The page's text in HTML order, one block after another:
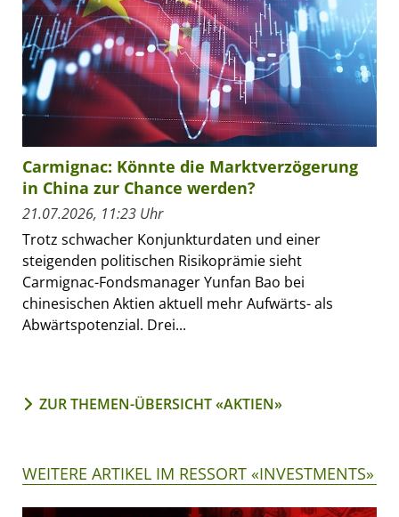
Carmignac: Könnte die Marktverzögerung
in China zur Chance werden?
21.07.2026, 11:23 Uhr
Trotz schwacher Konjunkturdaten und einer
steigenden politischen Risikoprämie sieht
Carmignac-Fondsmanager Yunfan Bao bei
chinesischen Aktien aktuell mehr Aufwärts- als
Abwärtspotenzial. Drei...
ZUR THEMEN-ÜBERSICHT «AKTIEN»
WEITERE ARTIKEL IM RESSORT «INVESTMENTS»